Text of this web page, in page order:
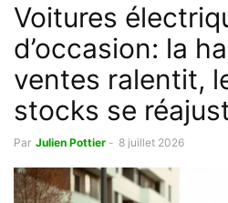
Voitures
d’occasion: la
ventes ralentit,
stocks se
Par Julien Pottier - 8 juillet 2026